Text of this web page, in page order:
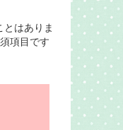
はありま
項目です